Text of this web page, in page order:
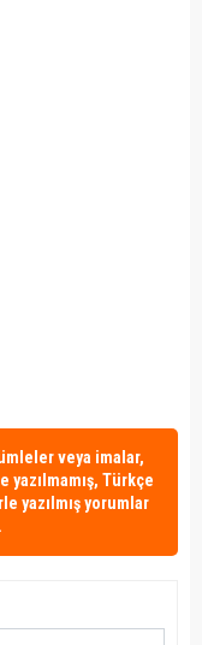
veya imalar,
yazılmamış, Türkçe
yazılmış yorumlar